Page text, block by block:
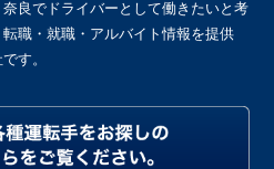
良でドライバーとして働きたいと考
職・就職・アルバイト情報を提供
す。